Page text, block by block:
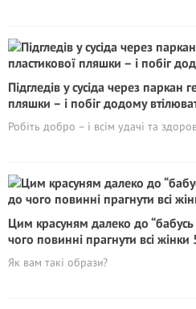
Підгледів у сусіда через паркан
пляшки – і побіг додому
Робіть добро – і всім удачі та
Цим красуням далеко до
чого повинні прагнути всі жінки
Як вам такі образи?